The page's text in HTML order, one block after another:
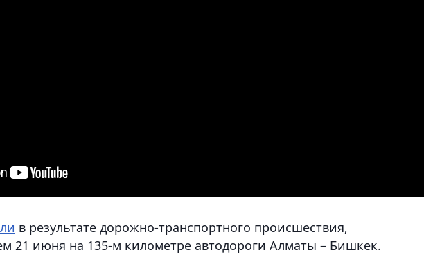
в результате дорожно-транспортного происшествия,
21 июня на 135-м километре автодороги Алматы – Бишкек.